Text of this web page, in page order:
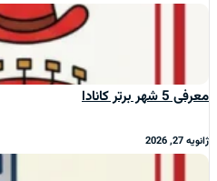
معرفی 5 شهر برتر کانادا
ژانویه 27, 2026